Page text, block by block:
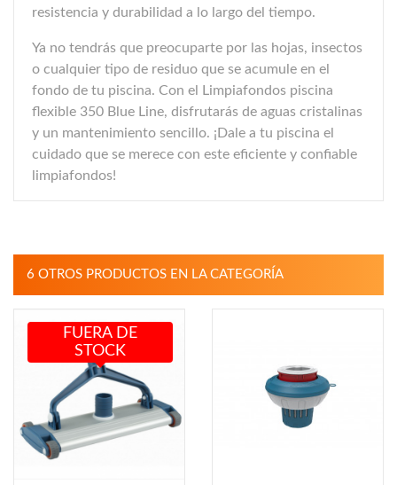
resistencia y durabilidad a lo largo del tiempo.
Ya no tendrás que preocuparte por las hojas, insectos
o cualquier tipo de residuo que se acumule en el
fondo de tu piscina. Con el Limpiafondos piscina
flexible 350 Blue Line, disfrutarás de aguas cristalinas
y un mantenimiento sencillo. ¡Dale a tu piscina el
cuidado que se merece con este eficiente y confiable
limpiafondos!
6 OTROS PRODUCTOS EN LA CATEGORÍA
FUERA DE
STOCK